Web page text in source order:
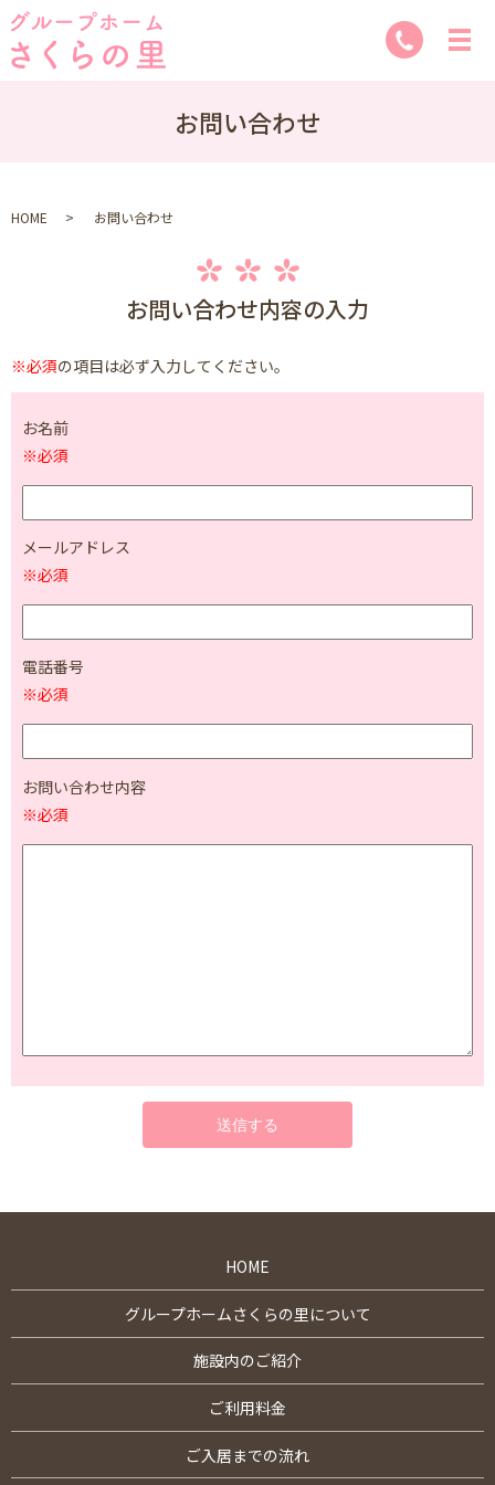
お問い合わせ
HOME お問い合わせ
お問い合わせ内容の入力
※必須の項目は必ず入力してください。
お名前
※必須
メールアドレス
※必須
電話番号
※必須
お問い合わせ内容
※必須
HOME
グループホームさくらの里について
施設内のご紹介
ご利用料金
ご入居までの流れ